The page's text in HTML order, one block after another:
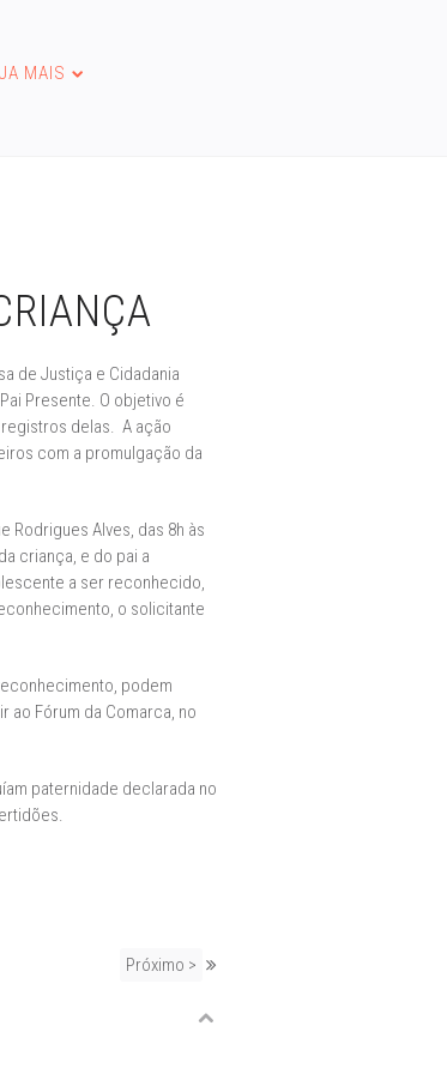
MAIS
de Justiça e Cidadania
Presente. O objetivo é
delas. A ação
com a promulgação da
Rodrigues Alves, das 8h às
criança, e do pai a
a ser reconhecido,
o solicitante
podem
ao Fórum da Comarca, no
paternidade declarada no
Próximo >